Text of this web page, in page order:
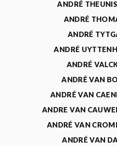
ANDRÉ
ANDRÉ
ANDRÉ
ANDRÉ
ANDRÉ
ANDRÉ VAN
ANDRÉ VAN
ANDRE VAN
ANDRÉ VAN
ANDRÉ VAN